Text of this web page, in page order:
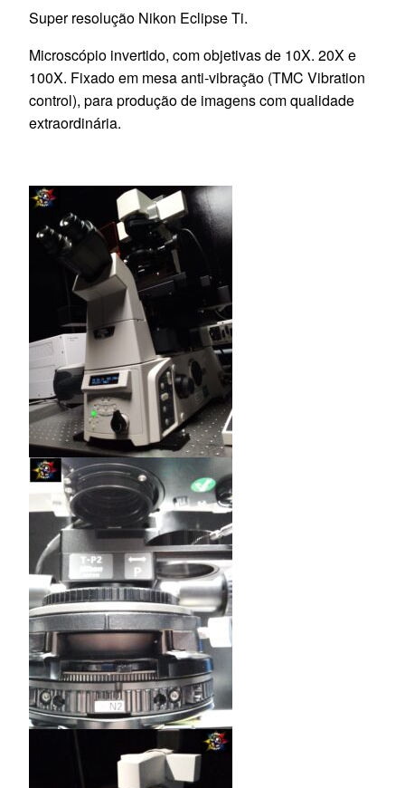
Super resolução Nikon Eclipse Ti.
Microscópio invertido, com objetivas de 10X. 20X e
100X. Fixado em mesa anti-vibração (TMC Vibration
control), para produção de imagens com qualidade
extraordinária.